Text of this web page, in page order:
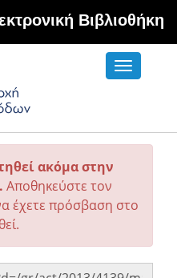
Βιβλιοθήκη
Toggle
ακόμα στην
Αποθηκεύστε τον
έχετε πρόσβαση στο